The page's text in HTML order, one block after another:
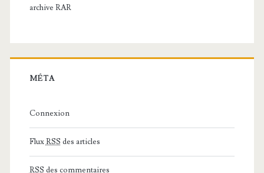
archive RAR
MÉTA
Connexion
FluxRSS des articles
RSS des commentaires